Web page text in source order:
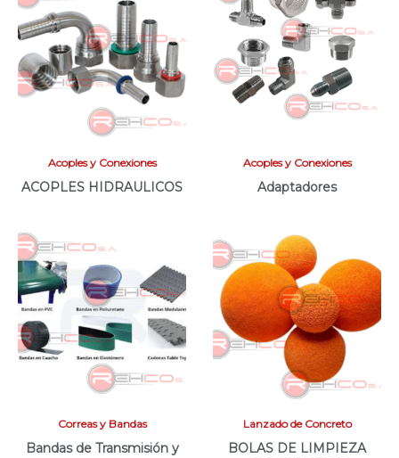
Acoples y Conexiones
ACOPLES HIDRAULICOS
Acoples y Conexiones
Adaptadores
Correas y Bandas
Bandas de Transmisión y
Lanzado de Concreto
BOLAS DE LIMPIEZA